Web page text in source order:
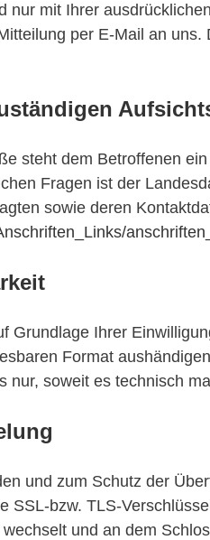
nur mit Ihrer
per E-Mail an
steht dem Betroffenen
Fragen ist der
sowie deren
Grundlage Ihrer
Format
nur, soweit es technisch
und zum Schutz der
SSL-bzw. TLS-
wechselt und an dem